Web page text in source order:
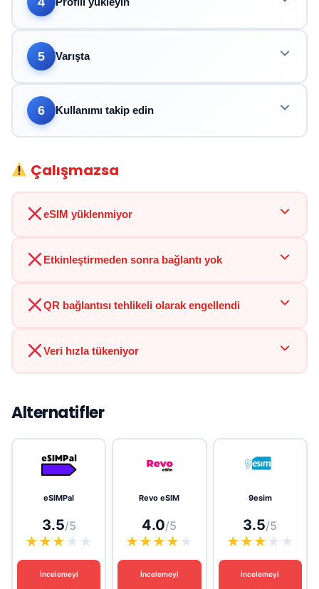
5 Varışta
6 Kullanımı takip edin
Çalışmazsa
eSIM yüklenmiyor
Etkinleştirmeden sonra bağlantı yok
QR bağlantısı tehlikeli olarak engellendi
Veri hızla tükeniyor
Alternatifler
eSIMPal
3.5/5
★★★ ★ ★
İncelemeyi
Revo eSIM
4.0/5
★★★★ ★
İncelemeyi
9esim
3.5/5
★★★ ★ ★
İncelemeyi